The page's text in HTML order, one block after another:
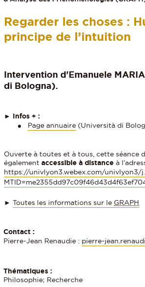
Regarder les choses :
principe de l’intuition
Intervention d'Emanuele
di Bologna).
► Infos + :
Page annuaire (Università di
Ouverte à toutes et à tous, cette séance
égalementaccessible à distance à
https://univlyon3.webex.com/univlyon3/
►Toutes les informations sur le GRAPH
Contact :
Pierre-Jean Renaudie : pierre-
Thématiques :
Philosophie; Recherche